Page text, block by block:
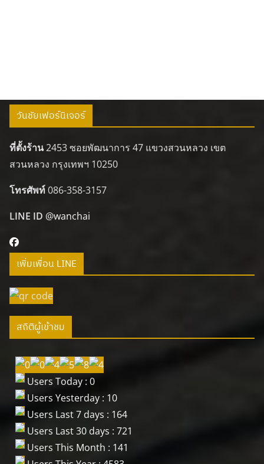
วันชัยเฟอร์นิเจอร์
ที่ตั้งร้าน2453 ซอยพัฒนาการ 47 แขวงสวนหลวง เขต
สวนหลวง กรุงเทพฯ 10250
โทรศัพท์086-358-3157
LINE ID @wanchai
เพิ่มเพื่อน LINE
สถิติผู้เข้าชม
Users Today : 0
Users Yesterday : 10
Users Last 7 days : 164
Users Last 30 days : 721
Users This Month : 141